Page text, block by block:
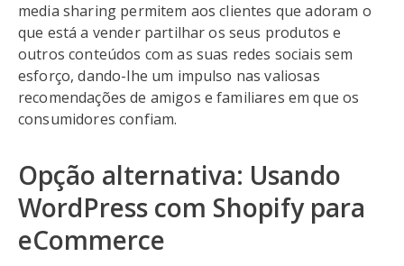
media sharing permitem aos clientes que adoram o
que está a vender partilhar os seus produtos e
outros conteúdos com as suas redes sociais sem
esforço, dando-lhe um impulso nas valiosas
recomendações de amigos e familiares em que os
consumidores confiam.
Opção alternativa: Usando
WordPress com Shopify para
eCommerce